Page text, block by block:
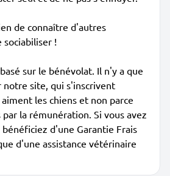
de connaître d'autres
sociabiliser !
sur le bénévolat. Il n'y a que
notre site, qui s'inscrivent
les chiens et non parce
la rémunération. Si vous avez
d'une Garantie Frais
d'une assistance vétérinaire